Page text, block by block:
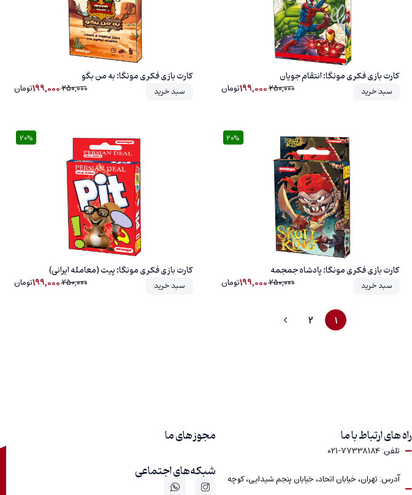
کارت بازی فکری مونگا: انتقام جویان
سبد خرید 250,000
199,000تومان
کارت بازی فکری مونگا: به من بگو
سبد خرید 250,000
199,000تومان
کارت بازی فکری مونگا: پادشاه جمجمه
سبد خرید 250,000
199,000تومان
20%
کارت بازی فکری مونگا: پیت (معامله ایرانی)
سبد خرید 250,000
199,000تومان
20%
1
2
راه های ارتباط با ما
تلفن: 77338184-021
آدرس: تهران، خیابان اتحاد، خیابان پنجم شیدایی، کوچه
مجوز های ما
شبکه‌های اجتماعی